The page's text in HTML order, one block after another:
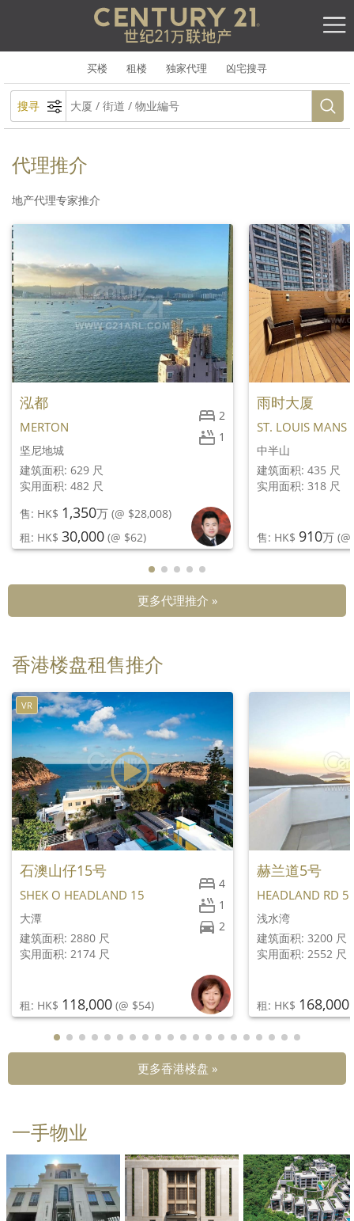
买楼 租楼 独家代理 凶宅搜寻
搜寻
代理推介
地产代理专家推介
2
1
泓都
MERTON
坚尼地城
建筑面积: 629 尺
实用面积: 482 尺
售: HK$ 1,350万 (@ $28,008)
租: HK$ 30,000 (@ $62)
雨时大厦
ST. LOUIS MANS
中半山
建筑面积: 435 尺
实用面积: 318 尺
售: HK$ 910万
更多代理推介 »
香港楼盘租售推介
VR
4
1
2
石澳山仔15号
SHEK O HEADLAND 15
大潭
建筑面积: 2880 尺
实用面积: 2174 尺
租: HK$ 118,000 (@ $54)
赫兰道5号
HEADLAND RD 5
浅水湾
建筑面积: 3200 尺
实用面积: 2552 尺
租: HK$ 168,000
更多香港楼盘 »
一手物业